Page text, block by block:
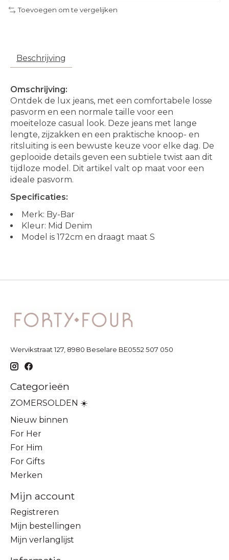
Toevoegen om te vergelijken
Beschrijving
Omschrijving:
Ontdek de lux jeans, met een comfortabele losse
pasvorm en een normale taille voor een
moeiteloze casual look. Deze jeans met lange
lengte, zijzakken en een praktische knoop- en
ritsluiting is een bewuste keuze voor elke dag. De
geplooide details geven een subtiele twist aan dit
tijdloze model. Dit artikel valt op maat voor een
ideale pasvorm.
Specificaties:
Merk: By-Bar
Kleur: Mid Denim
Model is 172cm en draagt maat S
Wervikstraat 127, 8980 Beselare BE0552 507 050
Categorieën
ZOMERSOLDEN ☀️
Nieuw binnen
For Her
For Him
For Gifts
Merken
Mijn account
Registreren
Mijn bestellingen
Mijn verlanglijst